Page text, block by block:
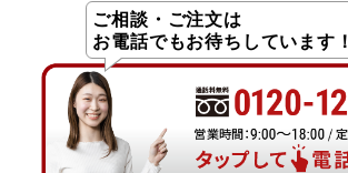
ご相談・ご注文は
お電話でもお待ちしています！